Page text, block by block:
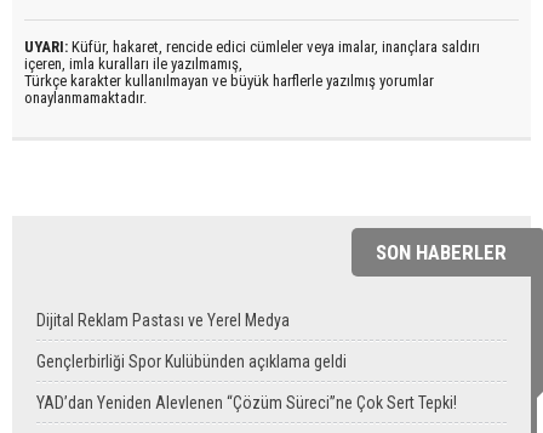
UYARI: Küfür, hakaret, rencide edici cümleler veya imalar, inançlara saldırı
içeren, imla kuralları ile yazılmamış,
Türkçe karakter kullanılmayan ve büyük harflerle yazılmış yorumlar
onaylanmamaktadır.
SON HABERLER
Dijital Reklam Pastası ve Yerel Medya
Gençlerbirliği Spor Kulübünden açıklama geldi
YAD’dan Yeniden Alevlenen “Çözüm Süreci”ne Çok Sert Tepki!